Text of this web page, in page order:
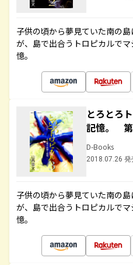
子供の頃から夢見ていた南の
が、島で出合うトロピカルで
憶。
とろとろ
記憶。
D-Books
2018.07.26 発
子供の頃から夢見ていた南の
が、島で出合うトロピカルで
憶。